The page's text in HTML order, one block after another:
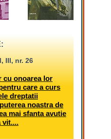
III, nr. 26
cu onoarea lor
care a curs
dreptatii
noastra de
mai sfanta avutie
vit....